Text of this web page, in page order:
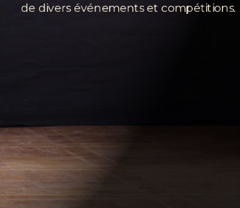
de divers événements et compétitions.